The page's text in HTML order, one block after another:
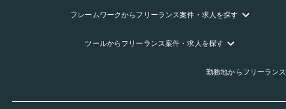
フレームワークからフリーランス案件・求人を探す
ツールからフリーランス案件・求人を探す
勤務地からフリーランス